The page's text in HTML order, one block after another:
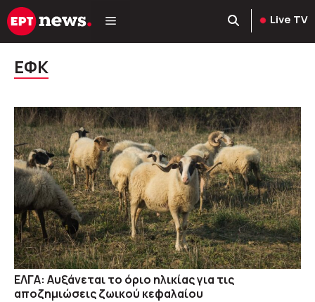
Μετάβαση
σε
Live TV
ΕΦΚ
ΕΛΓΑ: Αυξάνεται το όριο ηλικίας για τις
αποζημιώσεις ζωικού κεφαλαίου